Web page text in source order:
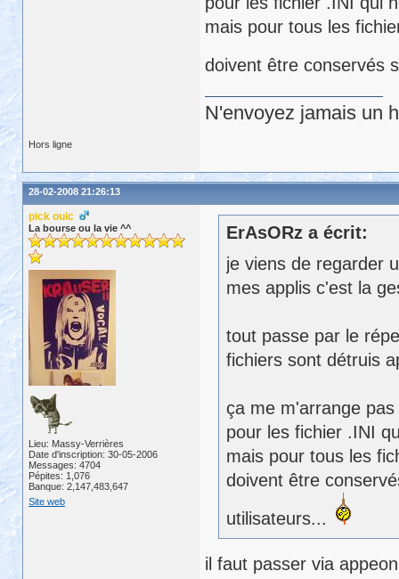
mais pour tous les
doivent être conservés
N'envoyez jamais un
Hors ligne
28-02-2008 21:26:13
pick ouic
La bourse ou la vie ^^
Lieu: Massy-Verrières
Date d'inscription: 30-05-2006
Messages: 4704
Pépites: 1,076
Banque: 2,147,483,647
Site web
ErAsORz a écrit:
je viens de regarder
mes applis c'est la
tout passe par le
fichiers sont détruis
ça me m'arrange pas
pour les fichier .INI
mais pour tous les
doivent être
utilisateurs...
il faut passer via